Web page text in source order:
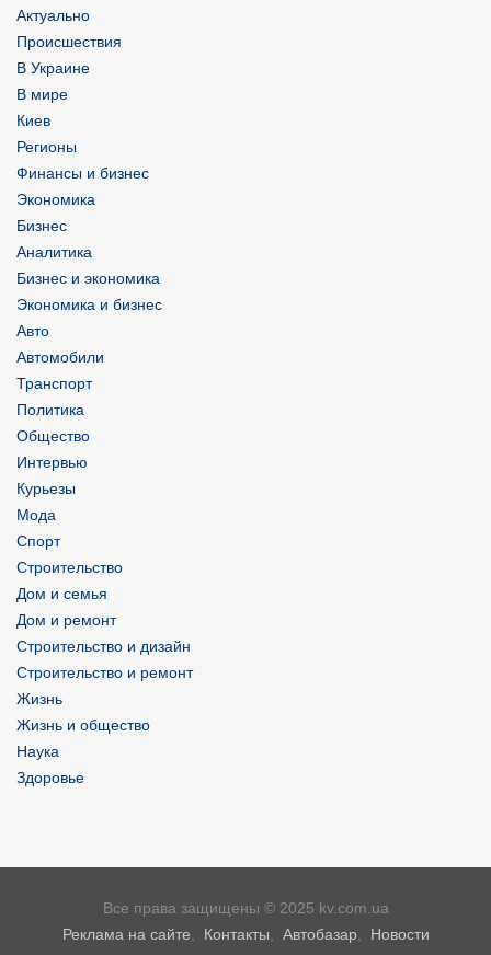
Актуально
Происшествия
В Украине
В мире
Киев
Регионы
Финансы и бизнес
Экономика
Бизнес
Аналитика
Бизнес и экономика
Экономика и бизнес
Авто
Автомобили
Транспорт
Политика
Общество
Интервью
Курьезы
Мода
Спорт
Строительство
Дом и семья
Дом и ремонт
Строительство и дизайн
Строительство и ремонт
Жизнь
Жизнь и общество
Наука
Здоровье
Все права защищены © 2025 kv.com.ua
Реклама на сайте, Контакты, Автобазар, Новости